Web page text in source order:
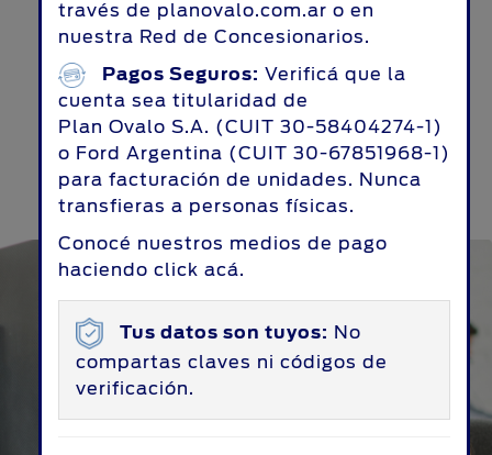
través de planovalo.com.ar o en
nuestra Red de Concesionarios.
Pagos Seguros: Verificá que la
cuenta sea titularidad de
Plan Ovalo S.A. (CUIT 30-58404274-1)
o Ford Argentina (CUIT 30-67851968-1)
para facturación de unidades. Nunca
transfieras a personas físicas.
Conocé nuestros medios de pago
haciendo click acá.
Tus datos son tuyos: No
compartas claves ni códigos de
verificación.
Obtené tu Ford en
simples pasos